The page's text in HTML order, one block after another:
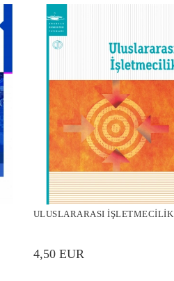
ULUSLARARASI İŞLETMECİLİK
4,50 EUR